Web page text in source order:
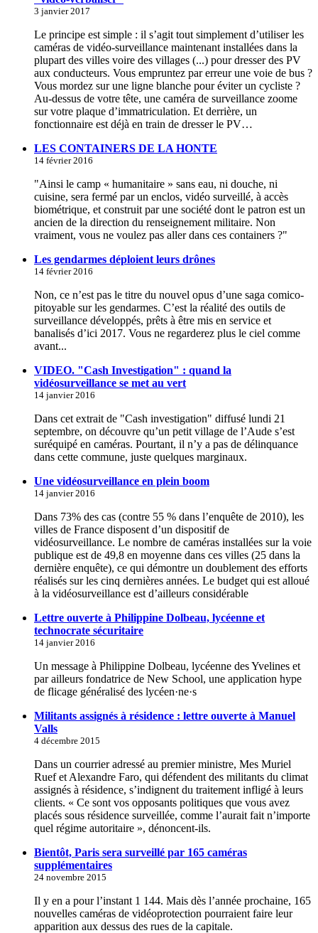
3 janvier 2017
Le principe est simple : il s’agit tout simplement d’utiliser les
caméras de vidéo-surveillance maintenant installées dans la
plupart des villes voire des villages (...) pour dresser des PV
aux conducteurs. Vous empruntez par erreur une voie de bus ?
Vous mordez sur une ligne blanche pour éviter un cycliste ?
Au-dessus de votre tête, une caméra de surveillance zoome
sur votre plaque d’immatriculation. Et derrière, un
fonctionnaire est déjà en train de dresser le PV…
LES CONTAINERS DE LA HONTE
14 février 2016
"Ainsi le camp « humanitaire » sans eau, ni douche, ni
cuisine, sera fermé par un enclos, vidéo surveillé, à accès
biométrique, et construit par une société dont le patron est un
ancien de la direction du renseignement militaire. Non
vraiment, vous ne voulez pas aller dans ces containers ?"
Les gendarmes déploient leurs drônes
14 février 2016
Non, ce n’est pas le titre du nouvel opus d’une saga comico-
pitoyable sur les gendarmes. C’est la réalité des outils de
surveillance développés, prêts à être mis en service et
banalisés d’ici 2017. Vous ne regarderez plus le ciel comme
avant...
VIDEO. "Cash Investigation" : quand la
vidéosurveillance se met au vert
14 janvier 2016
Dans cet extrait de "Cash investigation" diffusé lundi 21
septembre, on découvre qu’un petit village de l’Aude s’est
suréquipé en caméras. Pourtant, il n’y a pas de délinquance
dans cette commune, juste quelques marginaux.
Une vidéosurveillance en plein boom
14 janvier 2016
Dans 73% des cas (contre 55 % dans l’enquête de 2010), les
villes de France disposent d’un dispositif de
vidéosurveillance. Le nombre de caméras installées sur la voie
publique est de 49,8 en moyenne dans ces villes (25 dans la
dernière enquête), ce qui démontre un doublement des efforts
réalisés sur les cinq dernières années. Le budget qui est alloué
à la vidéosurveillance est d’ailleurs considérable
Lettre ouverte à Philippine Dolbeau, lycéenne et
technocrate sécuritaire
14 janvier 2016
Un message à Philippine Dolbeau, lycéenne des Yvelines et
par ailleurs fondatrice de New School, une application hype
de flicage généralisé des lycéen·ne·s
Militants assignés à résidence : lettre ouverte à Manuel
Valls
4 décembre 2015
Dans un courrier adressé au premier ministre, Mes Muriel
Ruef et Alexandre Faro, qui défendent des militants du climat
assignés à résidence, s’indignent du traitement infligé à leurs
clients. « Ce sont vos opposants politiques que vous avez
placés sous résidence surveillée, comme l’aurait fait n’importe
quel régime autoritaire », dénoncent-ils.
Bientôt, Paris sera surveillé par 165 caméras
supplémentaires
24 novembre 2015
Il y en a pour l’instant 1 144. Mais dès l’année prochaine, 165
nouvelles caméras de vidéoprotection pourraient faire leur
apparition aux dessus des rues de la capitale.